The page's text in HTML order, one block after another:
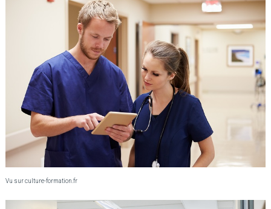
Vu sur culture-formation.fr